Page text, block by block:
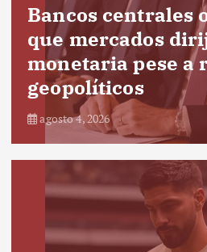
Bancos centrales
que mercados
monetaria pese a
geopolíticos
agosto 4, 2026